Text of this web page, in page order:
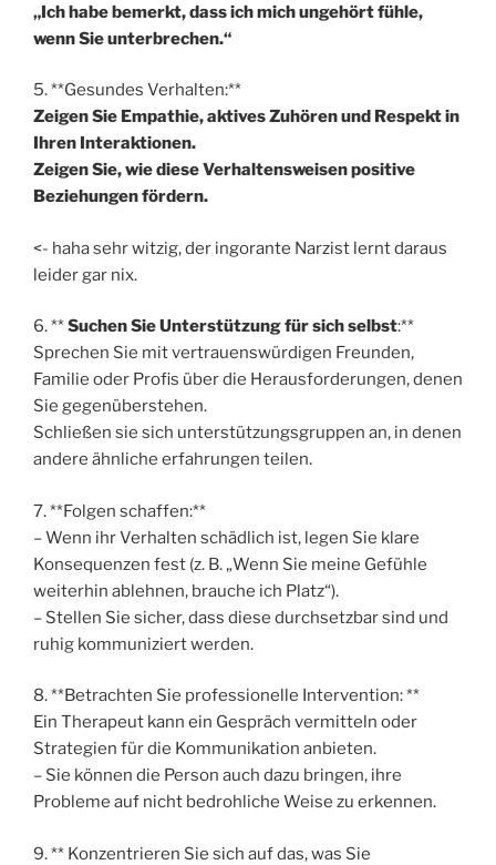
„Ich habe bemerkt, dass ich mich ungehört fühle,
wenn Sie unterbrechen.“
5. **Gesundes Verhalten:**
Zeigen Sie Empathie, aktives Zuhören und Respekt in
Ihren Interaktionen.
Zeigen Sie, wie diese Verhaltensweisen positive
Beziehungen fördern.
<- haha sehr witzig, der ingorante Narzist lernt daraus
leider gar nix.
6. **Suchen Sie Unterstützung für sich selbst:**
Sprechen Sie mit vertrauenswürdigen Freunden,
Familie oder Profis über die Herausforderungen, denen
Sie gegenüberstehen.
Schließen sie sich unterstützungsgruppen an, in denen
andere ähnliche erfahrungen teilen.
7. **Folgen schaffen:**
– Wenn ihr Verhalten schädlich ist, legen Sie klare
Konsequenzen fest (z. B. „Wenn Sie meine Gefühle
weiterhin ablehnen, brauche ich Platz“).
– Stellen Sie sicher, dass diese durchsetzbar sind und
ruhig kommuniziert werden.
8. **Betrachten Sie professionelle Intervention: **
Ein Therapeut kann ein Gespräch vermitteln oder
Strategien für die Kommunikation anbieten.
– Sie können die Person auch dazu bringen, ihre
Probleme auf nicht bedrohliche Weise zu erkennen.
9. ** Konzentrieren Sie sich auf das, was Sie